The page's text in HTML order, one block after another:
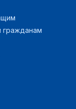
гражданам